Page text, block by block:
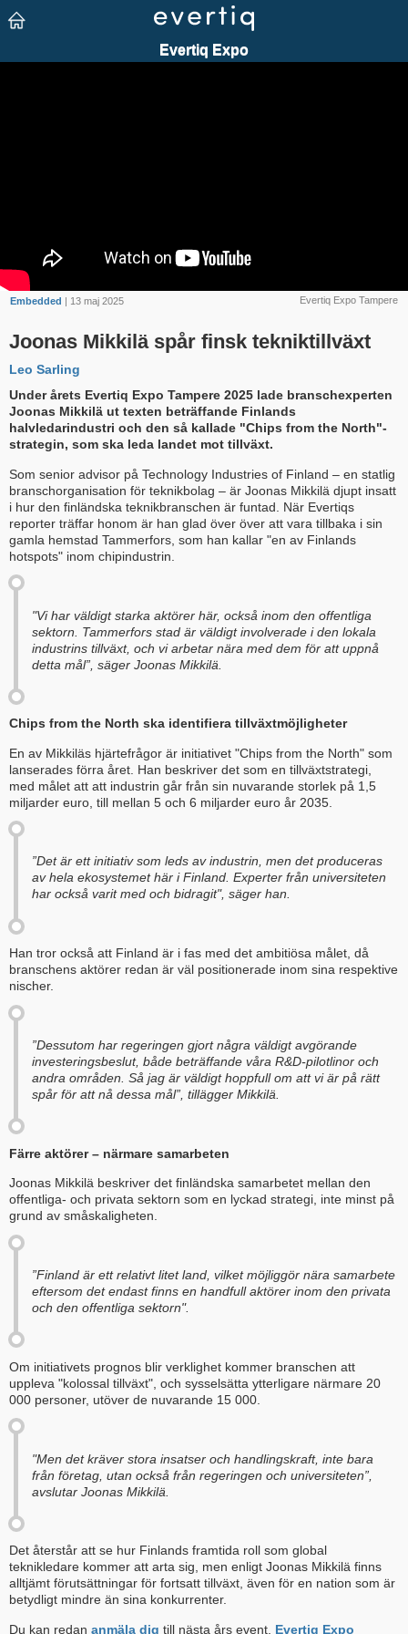
Evertiq Expo Tampere
Embedded | 13 maj 2025
Joonas Mikkilä spår finsk tekniktillväxt
Leo Sarling
Under årets Evertiq Expo Tampere 2025 lade branschexperten
Joonas Mikkilä ut texten beträffande Finlands
halvledarindustri och den så kallade "Chips from the North"-
strategin, som ska leda landet mot tillväxt.
Som senior advisor på Technology Industries of Finland – en statlig
branschorganisation för teknikbolag – är Joonas Mikkilä djupt insatt
i hur den finländska teknikbranschen är funtad. När Evertiqs
reporter träffar honom är han glad över över att vara tillbaka i sin
gamla hemstad Tammerfors, som han kallar "en av Finlands
hotspots" inom chipindustrin.
"Vi har väldigt starka aktörer här, också inom den offentliga
sektorn. Tammerfors stad är väldigt involverade i den lokala
industrins tillväxt, och vi arbetar nära med dem för att uppnå
detta mål”, säger Joonas Mikkilä.
Chips from the North ska identifiera tillväxtmöjligheter
En av Mikkiläs hjärtefrågor är initiativet "Chips from the North" som
lanserades förra året. Han beskriver det som en tillväxtstrategi,
med målet att att industrin går från sin nuvarande storlek på 1,5
miljarder euro, till mellan 5 och 6 miljarder euro år 2035.
”Det är ett initiativ som leds av industrin, men det produceras
av hela ekosystemet här i Finland. Experter från universiteten
har också varit med och bidragit", säger han.
Han tror också att Finland är i fas med det ambitiösa målet, då
branschens aktörer redan är väl positionerade inom sina respektive
nischer.
”Dessutom har regeringen gjort några väldigt avgörande
investeringsbeslut, både beträffande våra R&D-pilotlinor och
andra områden. Så jag är väldigt hoppfull om att vi är på rätt
spår för att nå dessa mål”, tillägger Mikkilä.
Färre aktörer – närmare samarbeten
Joonas Mikkilä beskriver det finländska samarbetet mellan den
offentliga- och privata sektorn som en lyckad strategi, inte minst på
grund av småskaligheten.
”Finland är ett relativt litet land, vilket möjliggör nära samarbete
eftersom det endast finns en handfull aktörer inom den privata
och den offentliga sektorn".
Om initiativets prognos blir verklighet kommer branschen att
uppleva "kolossal tillväxt", och sysselsätta ytterligare närmare 20
000 personer, utöver de nuvarande 15 000.
"Men det kräver stora insatser och handlingskraft, inte bara
från företag, utan också från regeringen och universiteten”,
avslutar Joonas Mikkilä.
Det återstår att se hur Finlands framtida roll som global
teknikledare kommer att arta sig, men enligt Joonas Mikkilä finns
alltjämt förutsättningar för fortsatt tillväxt, även för en nation som är
betydligt mindre än sina konkurrenter.
Du kan redan anmäla dig till nästa års event. Evertiq Expo